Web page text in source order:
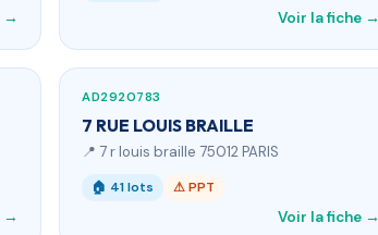
→ Voir la fiche →
→
AD2920783
7 RUE LOUIS BRAILLE
📍 7 r louis braille 75012 PARIS
🏠 41 lots ⚠ PPT
Voir la fiche →